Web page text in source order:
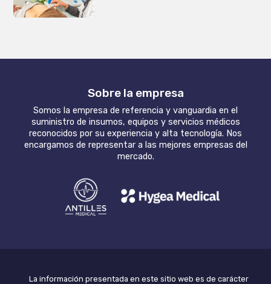
Sobre la empresa
Somos la empresa de referencia y vanguardia en el
suministro de insumos, equipos y servicios médicos
reconocidos por su experiencia y alta tecnología. Nos
encargamos de representar a las mejores empresas del
mercado.
La información presentada en este sitio web es de carácter